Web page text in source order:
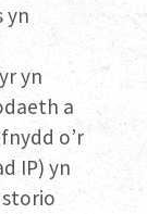
yn
yn
a
o’r
IP) yn
storio